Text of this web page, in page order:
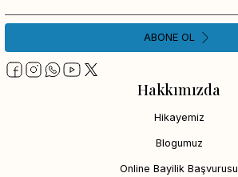
Hakkımızda
Hikayemiz
Blogumuz
Online Bayilik Başvurusu
ABONE OL